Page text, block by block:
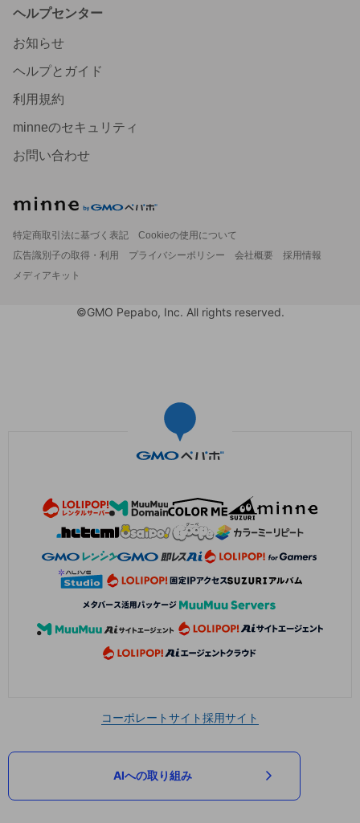
ヘルプセンター
お知らせ
ヘルプとガイド
利用規約
minneのセキュリティ
お問い合わせ
特定商取引法に基づく表記
Cookieの使用について
広告識別子の取得・利用
プライバシーポリシー 会社概要
採用情報
メディアキット
©GMO Pepabo, Inc. All rights reserved.
コーポレートサイト採用サイト
AIへの取り組み